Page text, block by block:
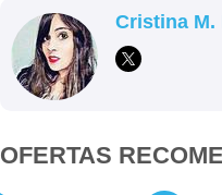
Cristina M.
OFERTAS